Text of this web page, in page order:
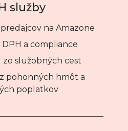
služby
na Amazone
DPH a compliance
zo služobných cest
pohonných hmôt a
poplatkov